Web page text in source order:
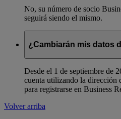
No, su número de socio
seguirá siendo el mismo.
¿Cambiarán mis datos
Desde el 1 de septiembre de
cuenta utilizando la dirección
para registrarse en Business
Volver arriba